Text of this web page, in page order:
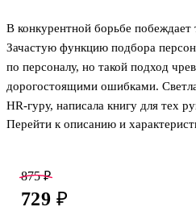
В конкурентной борьбе побеждает
Зачастую функцию подбора
по персоналу, но такой подход
дорогостоящими ошибками.
HR-гуру, написала книгу для тех
бизнеса, которые непосредственно
подбирать «правильных» людей —
кто будет наиболее эффективным
Перейти к описанию и
875 ₽
729 ₽